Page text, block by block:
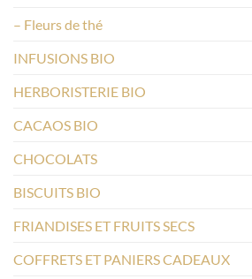
– Fleurs de thé
INFUSIONS BIO
HERBORISTERIE BIO
CACAOS BIO
CHOCOLATS
BISCUITS BIO
FRIANDISES ET FRUITS SECS
COFFRETS ET PANIERS CADEAUX